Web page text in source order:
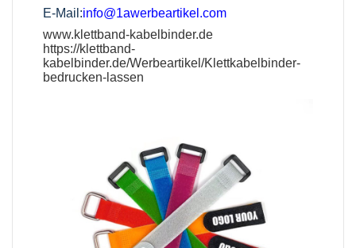
E-Mail:info@1awerbeartikel.com
www.klettband-kabelbinder.de
https://klettband-
kabelbinder.de/Werbeartikel/Klettkabelbinder-
bedrucken-lassen